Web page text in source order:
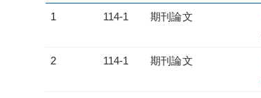
1 114-1 期刊論文
2 114-1 期刊論文